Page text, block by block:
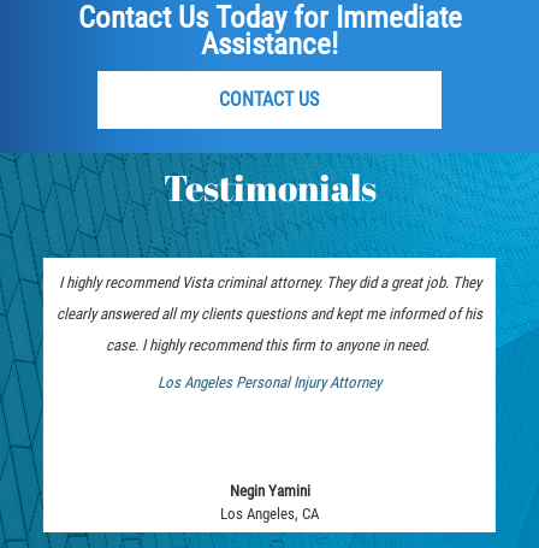
Sexual Battery
Statutory Rape
Lewd Acts on a Child
Lewd Conduct in Public
Theft Crimes
Auto Burglary
Burglary of a Safe or Vault
Contact Us Today for Immediate
Assistance!
CONTACT US
Testimonials
Attorney
I highly recommend Vista criminal attorney. They did a great job. They
clearly answered all my clients questions and kept me informed of his
case. I highly recommend this firm to anyone in need.
Los Angeles Personal Injury Attorney
Negin Yamini
Los Angeles, CA